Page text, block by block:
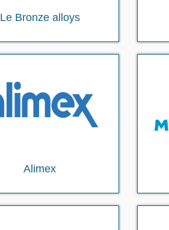
Le Bronze alloys
Alimex